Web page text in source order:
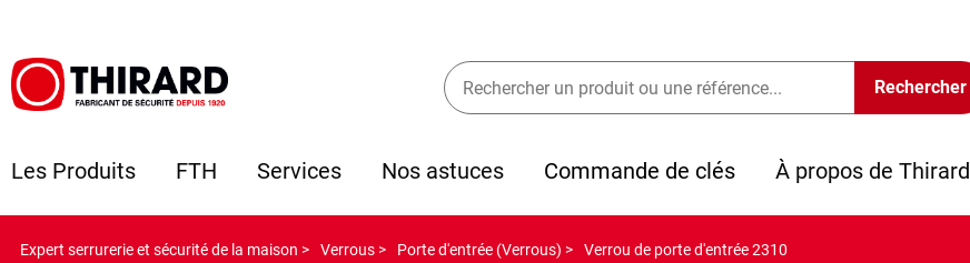
Les Produits FTH Services Nos astuces Commande de clés À propos de Thirard
Expert serrurerie et sécurité de la maison > Verrous > Porte d'entrée (Verrous) > Verrou de porte d'entrée 2310